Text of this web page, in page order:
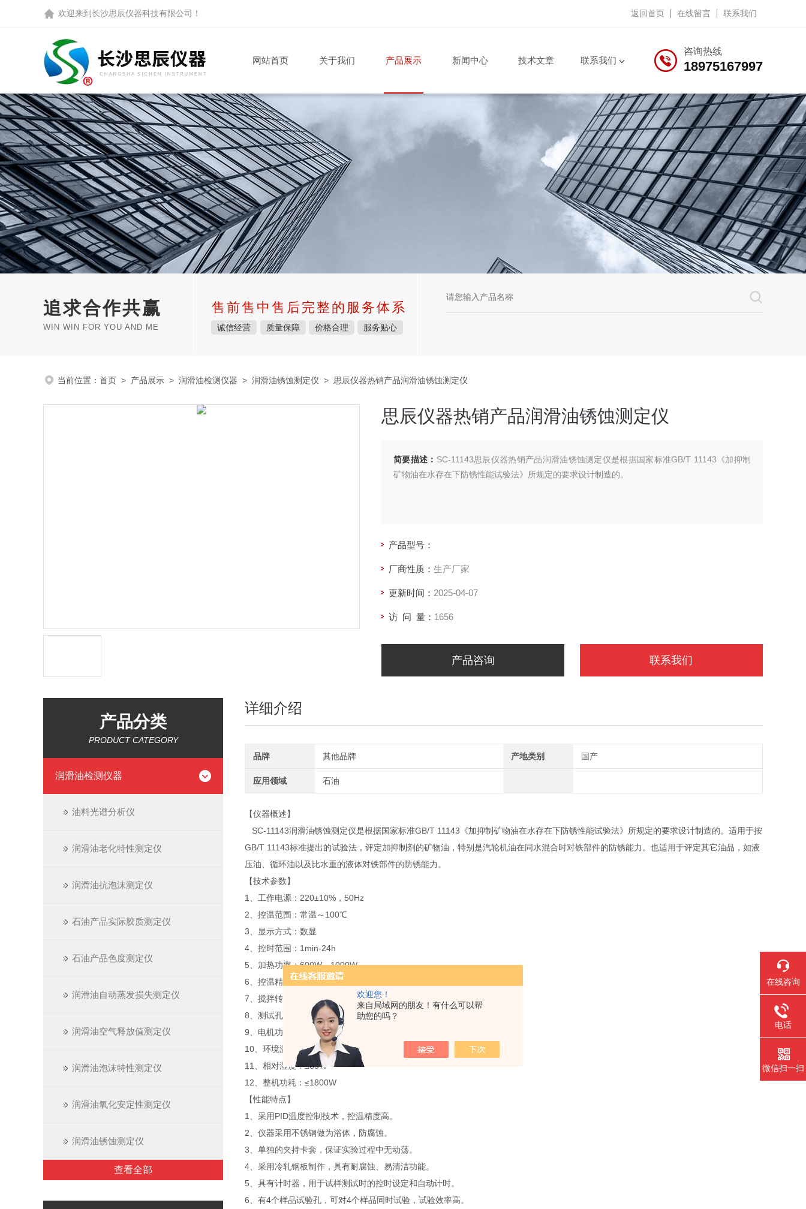
欢迎您！
来自局域网的朋友！有什么可以帮
助您的吗？
欢迎来到 长沙思辰仪器科技有限公司 ！ 返回首页 在线留言 联系我们
咨询热线
18975167997
网站首页 关于我们 产品展示 新闻中心 技术文章 联系我们
追求合作共赢
WIN WIN FOR YOU AND ME
售前售中售后完整的服务体系
诚信经营 质量保障 价格合理 服务贴心
当前位置： 首页 > 产品展示 > 润滑油检测仪器 > 润滑油锈蚀测定仪 > 思辰仪器热销产品润滑油锈蚀测定仪
思辰仪器热销产品润滑油锈蚀测定仪
简要描述： SC-11143思辰仪器热销产品润滑油锈蚀测定仪是根据国家标准GB/T 11143《加抑制
矿物油在水存在下防锈性能试验法》所规定的要求设计制造的。
产品型号：
厂商性质： 生产厂家
更新时间： 2025-04-07
访 问 量： 1656
产品咨询 联系我们
产品分类
PRODUCT CATEGORY
润滑油检测仪器
油料光谱分析仪
润滑油老化特性测定仪
润滑油抗泡沫测定仪
石油产品实际胶质测定仪
石油产品色度测定仪
润滑油自动蒸发损失测定仪
润滑油空气释放值测定仪
润滑油泡沫特性测定仪
润滑油氧化安定性测定仪
润滑油锈蚀测定仪
查看全部
详细介绍
品牌 其他品牌 产地类别 国产
应用领域 石油
【仪器概述】
SC-11143润滑油锈蚀测定仪是根据国家标准GB/T 11143《加抑制矿物油在水存在下防锈性能试验法》所规定的要求设计制造的。适用于按
GB/T 11143标准提出的试验法，评定加抑制剂的矿物油，特别是汽轮机油在同水混合时对铁部件的防锈能力。也适用于评定其它油品，如液
压油、循环油以及比水重的液体对铁部件的防锈能力。
【技术参数】
1、工作电源：220±10%，50Hz
2、控温范围：常温～100℃
3、显示方式：数显
4、控时范围：1min-24h
5、加热功率：600W、1000W
6、控温精度：±1.0℃
7、搅拌转速：1000±50转/分
8、测试孔位：4孔
9、电机功率：90W
10、环境温度：10～35℃
11、相对湿度：≤85%
12、整机功耗：≤1800W
【性能特点】
1、采用PID温度控制技术，控温精度高。
2、仪器采用不锈钢做为浴体，防腐蚀。
3、单独的夹持卡套，保证实验过程中无动荡。
4、采用冷轧钢板制作，具有耐腐蚀、易清洁功能。
5、具有计时器，用于试样测试时的控时设定和自动计时。
6、有4个样品试验孔，可对4个样品同时试验，试验效率高。
在线咨询
电话
微信扫一扫